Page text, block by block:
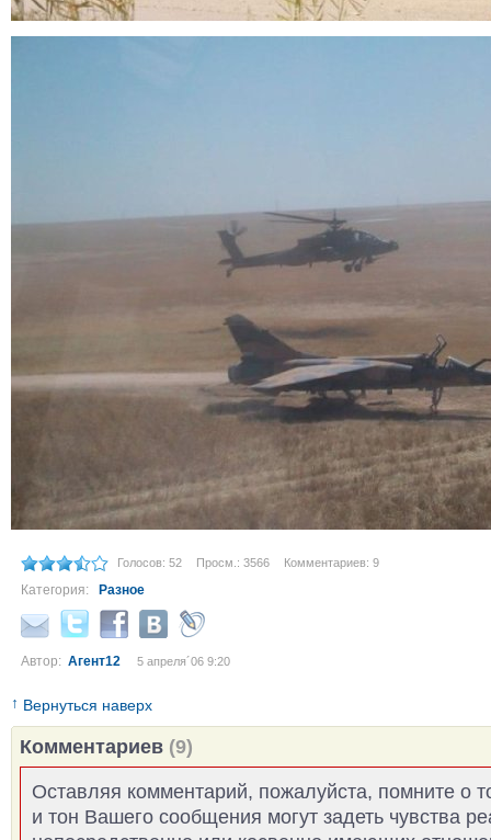
Голосов: 52 Просм.: 3566 Комментариев: 9
Категория: Разное
Автор: Агент12 5 апреля´06 9:20
↑ Вернуться наверх
Комментариев (9)
Оставляя комментарий, пожалуйста, помните о
и тон Вашего сообщения могут задеть чувства